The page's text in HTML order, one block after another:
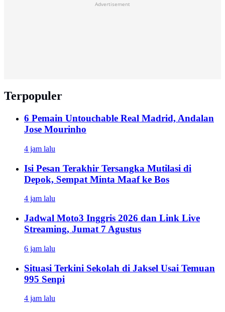
Advertisement
Terpopuler
6 Pemain Untouchable Real Madrid, Andalan
Jose Mourinho
4 jam lalu
Isi Pesan Terakhir Tersangka Mutilasi di
Depok, Sempat Minta Maaf ke Bos
4 jam lalu
Jadwal Moto3 Inggris 2026 dan Link Live
Streaming, Jumat 7 Agustus
6 jam lalu
Situasi Terkini Sekolah di Jaksel Usai Temuan
995 Senpi
4 jam lalu